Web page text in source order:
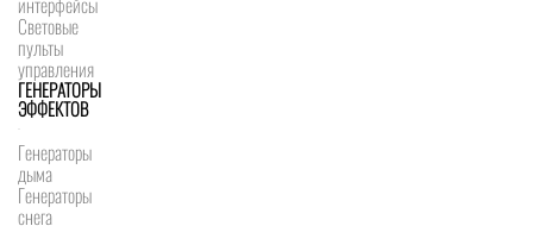
Световые
пульты
управления
ГЕНЕРАТОРЫ
ЭФФЕКТОВ
Генераторы
дыма
Генераторы
снега